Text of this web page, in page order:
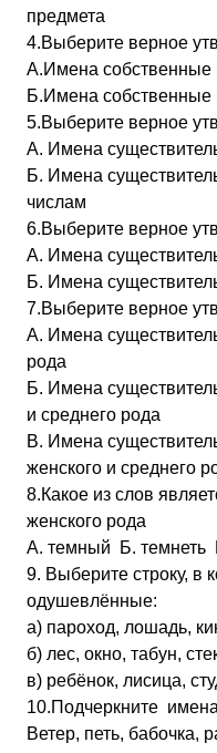
предмета
4.Выберите верное
А.Имена собственные
Б.Имена собственные
5.Выберите верное
А. Имена
Б. Имена
числам
6.Выберите верное
А. Имена
Б. Имена
7.Выберите верное
А. Имена
рода
Б. Имена
и среднего рода
В. Имена
женского и среднего
8.Какое из слов
женского рода
А. темный Б. темнеть
9. Выберите строку, в
одушевлённые:
а) пароход, лошадь,
б) лес, окно, табун,
в) ребёнок, лисица,
10.Подчеркните
Ветер, петь, бабочка,